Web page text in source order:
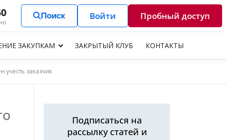
Поиск Войти Пробный доступ
ЗАКУПКАМ ЗАКРЫТЫЙ КЛУБ КОНТАКТЫ
учесть заказчик
Подписаться на
рассылку статей и